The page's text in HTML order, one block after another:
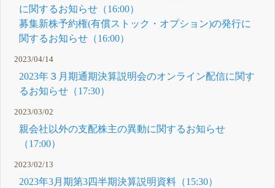
に関するお知らせ（16:00）
募集新株予約権(有償ストック・オプション)の発行に
関するお知らせ（16:00）
2023/04/14
2023年３月期通期決算説明会のオンライン配信に関す
るお知らせ（17:30）
2023/03/02
親会社以外の支配株主の異動に関するお知らせ
（17:00）
2023/02/13
2023年3月期第3四半期決算説明資料（15:30）